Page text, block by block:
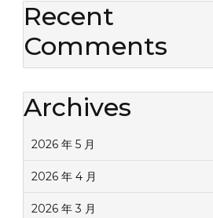
Recent
Comments
Archives
2026 年 5 月
2026 年 4 月
2026 年 3 月